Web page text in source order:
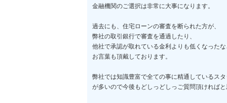
金融機関のご選択は非常に大事になります。
過去にも、住宅ローンの審査を断られた方が、
弊社の取引銀行で審査を通過したり、
他社で承認が取れている金利よりも低くなった
お言葉も頂戴しております。
弊社では知識豊富で全ての事に精通しているスタ
が多いので今後もどしっどしっご質問頂ければと